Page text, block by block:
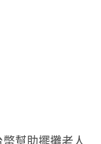
幫助擺攤老人